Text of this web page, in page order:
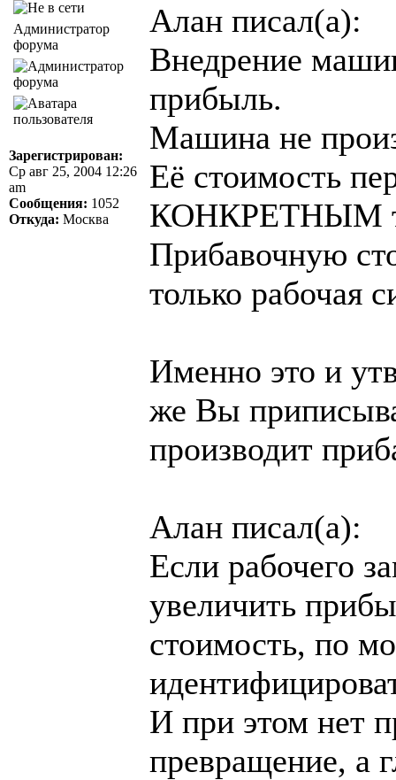
Администратор
форума
Зарегистрирован:
Ср авг 25, 2004 12:26
am
Сообщения: 1052
Откуда: Москва
Алан писал(а):
Внедрение
прибыль.
Машина не
Её стоимость
КОНКРЕТНЫМ
Прибавочную
только рабочая
Именно это и
же Вы
производит
Алан писал(а):
Если рабочего
увеличить
стоимость, по
И при этом нет
превращение, а